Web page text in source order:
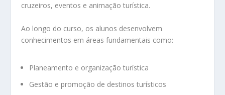
cruzeiros, eventos e animação turística.
Ao longo do curso, os alunos desenvolvem
conhecimentos em áreas fundamentais como:
Planeamento e organização turística
Gestão e promoção de destinos turísticos